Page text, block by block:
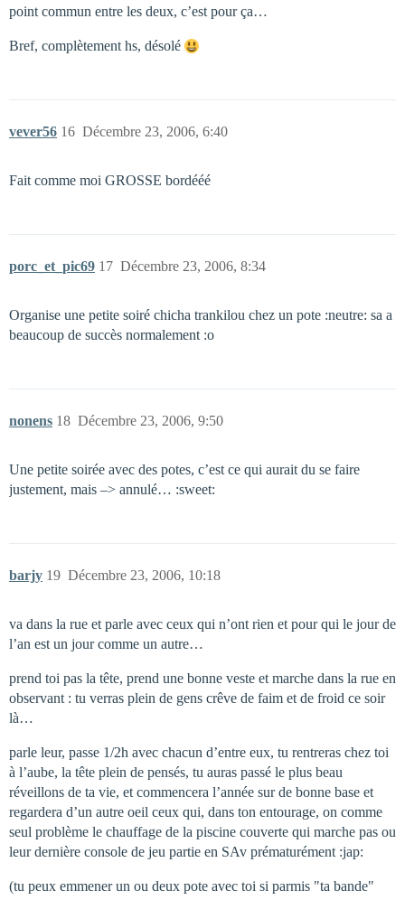
point commun entre les deux, c’est pour ça…
Bref, complètement hs, désolé
vever56 Décembre 23, 2006, 6:40
16
Fait comme moi GROSSE bordééé
porc_et_pic69 Décembre 23, 2006, 8:34
17
Organise une petite soiré chicha trankilou chez un pote :neutre: sa a
beaucoup de succès normalement :o
nonens Décembre 23, 2006, 9:50
18
Une petite soirée avec des potes, c’est ce qui aurait du se faire
justement, mais –> annulé… :sweet:
barjy Décembre 23, 2006, 10:18
19
va dans la rue et parle avec ceux qui n’ont rien et pour qui le jour de
l’an est un jour comme un autre…
prend toi pas la tête, prend une bonne veste et marche dans la rue en
observant : tu verras plein de gens crêve de faim et de froid ce soir
là…
parle leur, passe 1/2h avec chacun d’entre eux, tu rentreras chez toi
à l’aube, la tête plein de pensés, tu auras passé le plus beau
réveillons de ta vie, et commencera l’année sur de bonne base et
regardera d’un autre oeil ceux qui, dans ton entourage, on comme
seul problème le chauffage de la piscine couverte qui marche pas ou
leur dernière console de jeu partie en SAv prématurément :jap:
(tu peux emmener un ou deux pote avec toi si parmis "ta bande"